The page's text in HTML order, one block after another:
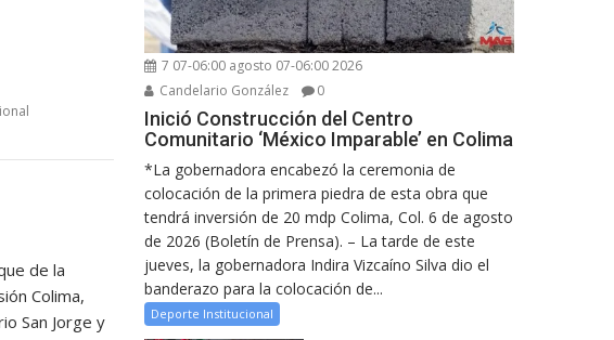
de la
Colima,
San Jorge y
7 07-06:00 agosto 07-06:00 2026
Candelario González
0
Inició Construcción del Centro
Comunitario ‘México Imparable’ en Colima
*La gobernadora encabezó la ceremonia de
colocación de la primera piedra de esta obra que
tendrá inversión de 20 mdp Colima, Col. 6 de agosto
de 2026 (Boletín de Prensa). – La tarde de este
jueves, la gobernadora Indira Vizcaíno Silva dio el
banderazo para la colocación de...
Deporte Institucional